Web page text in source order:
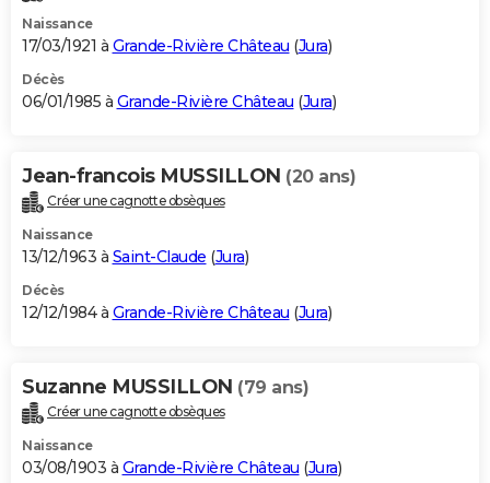
Naissance
17/03/1921 à Grande-Rivière Château (Jura)
Décès
06/01/1985 à Grande-Rivière Château (Jura)
Jean-francois MUSSILLON (20 ans)
Créer une cagnotte obsèques
Naissance
13/12/1963 à Saint-Claude (Jura)
Décès
12/12/1984 à Grande-Rivière Château (Jura)
Suzanne MUSSILLON (79 ans)
Créer une cagnotte obsèques
Naissance
03/08/1903 à Grande-Rivière Château (Jura)